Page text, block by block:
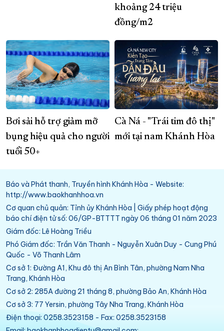
khoảng 24 triệu
đồng/m2
Bơi sải hỗ trợ giảm mỡ
bụng hiệu quả cho người
tuổi 50+
Cà Ná - "Trái tim đô thị"
mới tại nam Khánh Hòa
Báo và Phát thanh, Truyền hình Khánh Hòa - Website:
http://www.baokhanhhoa.vn
Cơ quan chủ quản: Tỉnh ủy Khánh Hòa | Giấy phép hoạt động
báo chí điện tử số: 06/GP-BTTTT ngày 06 tháng 01 năm 2023
Giám đốc: Lê Hoàng Triều
Phó Giám đốc: Trần Văn Thanh - Nguyễn Xuân Duy - Cung Phú
Quốc - Võ Thanh Lâm
Cơ sở 1: Đường A1, Khu đô thị An Bình Tân, phường Nam Nha
Trang, Khánh Hòa
Cơ sở 2: 285A đường 21 tháng 8, phường Bảo An, Khánh Hòa
Cơ sở 3: 77 Yersin, phường Tây Nha Trang, Khánh Hòa
Điện thoại: 0258.3523158 - Fax: 0258.3523158